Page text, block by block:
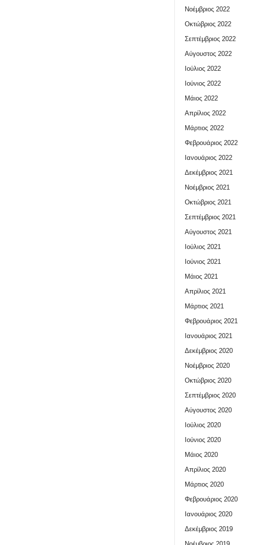
Νοέμβριος 2022
Οκτώβριος 2022
Σεπτέμβριος 2022
Αύγουστος 2022
Ιούλιος 2022
Ιούνιος 2022
Μάιος 2022
Απρίλιος 2022
Μάρτιος 2022
Φεβρουάριος 2022
Ιανουάριος 2022
Δεκέμβριος 2021
Νοέμβριος 2021
Οκτώβριος 2021
Σεπτέμβριος 2021
Αύγουστος 2021
Ιούλιος 2021
Ιούνιος 2021
Μάιος 2021
Απρίλιος 2021
Μάρτιος 2021
Φεβρουάριος 2021
Ιανουάριος 2021
Δεκέμβριος 2020
Νοέμβριος 2020
Οκτώβριος 2020
Σεπτέμβριος 2020
Αύγουστος 2020
Ιούλιος 2020
Ιούνιος 2020
Μάιος 2020
Απρίλιος 2020
Μάρτιος 2020
Φεβρουάριος 2020
Ιανουάριος 2020
Δεκέμβριος 2019